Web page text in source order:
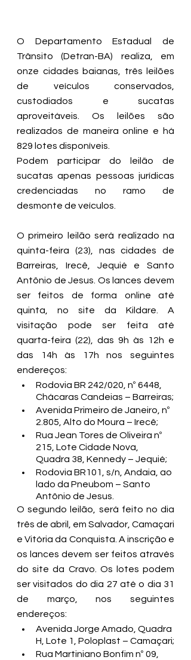
O Departamento Estadual de
Trânsito (Detran-BA) realiza, em
onze cidades baianas, três leilões
de veículos conservados,
custodiados e sucatas
aproveitáveis. Os leilões são
realizados de maneira online e há
829 lotes disponíveis.
Podem participar do leilão de
sucatas apenas pessoas jurídicas
credenciadas no ramo de
desmonte de veículos.
O primeiro leilão será realizado na
quinta-feira (23), nas cidades de
Barreiras, Irecê, Jequié e Santo
Antônio de Jesus. Os lances devem
ser feitos de forma online até
quinta, no site da Kildare.
A
visitação pode ser feita até
quarta-feira (22), das 9h às 12h e
das 14h às 17h nos seguintes
endereços:
Rodovia BR 242/020, nº 6448,
Chácaras Candeias – Barreiras;
Avenida Primeiro de Janeiro, nº
2.805, Alto do Moura – Irecê;
Rua Jean Tores de Oliveira nº
215, Lote Cidade Nova,
Quadra 38, Kennedy – Jequié;
Rodovia BR101, s/n, Andaia, ao
lado da Pneubom – Santo
Antônio de Jesus.
O segundo leilão, será feito no dia
três de abril, em Salvador, Camaçari
e Vitória da Conquista. A inscrição e
os lances devem ser feitos através
do site da Cravo.
Os lotes podem
ser visitados do dia 27 até o dia 31
de março, nos seguintes
endereços:
Avenida Jorge Amado, Quadra
H, Lote 1, Poloplast – Camaçari;
Rua Martiniano Bonfim nº 09,